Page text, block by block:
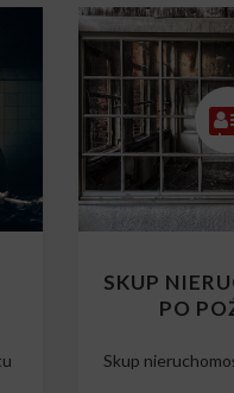
SKUP
PO
Skup